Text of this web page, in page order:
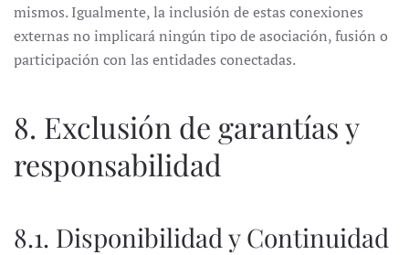
mismos. Igualmente, la inclusión de estas conexiones
externas no implicará ningún tipo de asociación, fusión o
participación con las entidades conectadas.
8. Exclusión de garantías y
responsabilidad
8.1. Disponibilidad y Continuidad